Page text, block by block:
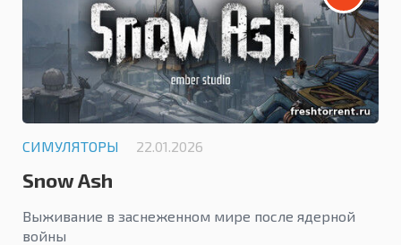
СИМУЛЯТОРЫ 22.01.2026
Snow Ash
Выживание в заснеженном мире после ядерной
войны